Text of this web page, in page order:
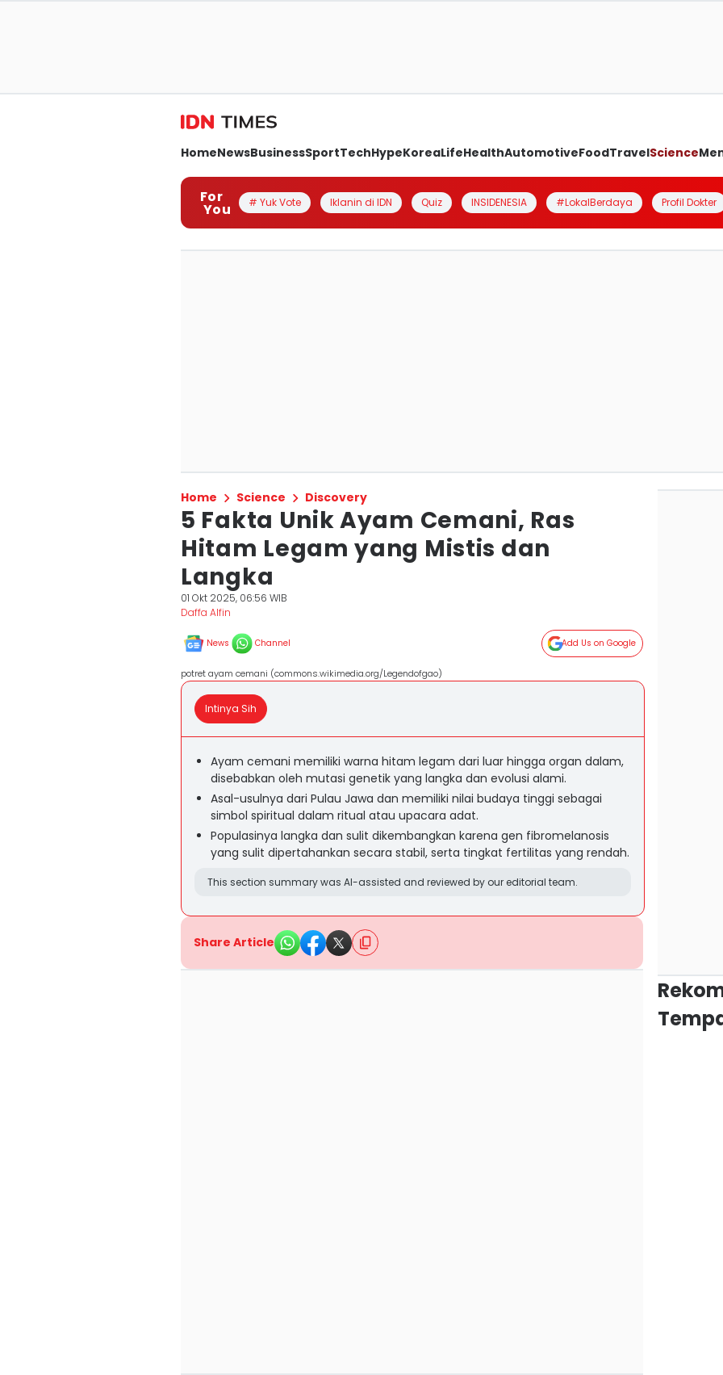
HomeNewsBusinessSportTechHypeKoreaLifeHealthAutomotiveFoodTravelScience
For
You # Yuk Vote Iklanin di IDN Quiz INSIDENESIA #LokalBerdaya Profil Dokter
Home Science Discovery
5 Fakta Unik Ayam Cemani, Ras
Hitam Legam yang Mistis dan
Langka
01 Okt 2025, 06:56 WIB
Daffa Alfin
News Channel Add Us on Google
potret ayam cemani (commons.wikimedia.org/Legendofgao)
Intinya Sih
Ayam cemani memiliki warna hitam legam dari luar hingga organ dalam,
disebabkan oleh mutasi genetik yang langka dan evolusi alami.
Asal-usulnya dari Pulau Jawa dan memiliki nilai budaya tinggi sebagai
simbol spiritual dalam ritual atau upacara adat.
Populasinya langka dan sulit dikembangkan karena gen fibromelanosis
yang sulit dipertahankan secara stabil, serta tingkat fertilitas yang rendah.
This section summary was AI-assisted and reviewed by our editorial team.
Share Article